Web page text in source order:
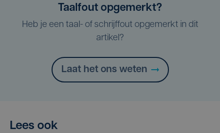
Taalfout opgemerkt?
Heb je een taal- of schrijffout opgemerkt in dit
artikel?
Laat het ons weten
Lees ook